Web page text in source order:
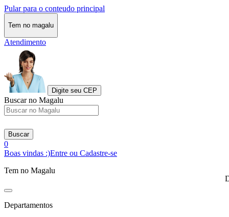
Pular para o conteudo principal
Tem no magalu
Atendimento
Digite seu CEP
Buscar no Magalu
Buscar
0
Boas vindas :)Entre ou Cadastre-se
Tem no Magalu
Departamentos